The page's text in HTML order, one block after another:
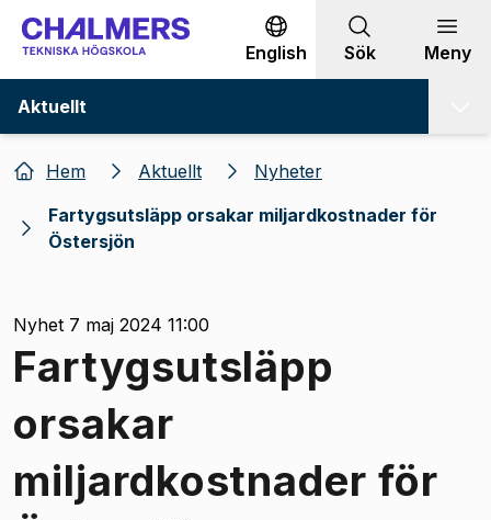
Gå till innehållet
English Sök Meny
Aktuellt
Hem Aktuellt
Nyheter
Fartygsutsläpp orsakar miljardkostnader för
Östersjön
Nyhet 7 maj 2024 11:00
Fartygsutsläpp
orsakar
miljardkostnader för